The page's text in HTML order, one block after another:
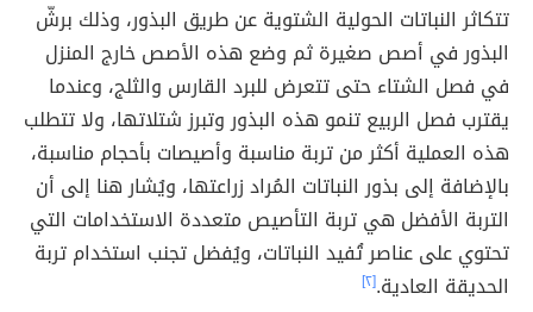
تتكاثر النباتات الحولية الشتوية عن طريق البذور، وذلك برشّ
البذور في أصص صغيرة ثم وضع هذه الأصص خارج المنزل
في فصل الشتاء حتى تتعرض للبرد القارس والثلج، وعندما
يقترب فصل الربيع تنمو هذه البذور وتبرز شتلاتها، ولا تتطلب
هذه العملية أكثر من تربة مناسبة وأصيصات بأحجام مناسبة،
بالإضافة إلى بذور النباتات المُراد زراعتها، ويُشار هنا إلى أن
التربة الأفضل هي تربة التأصيص متعددة الاستخدامات التي
تحتوي على عناصر تُفيد النباتات، ويُفضل تجنب استخدام تربة
الحديقة العادية.[٢]